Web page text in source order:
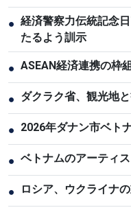
● 経済警察力伝統記念
たるよう訓示
● ASEAN経済連携の枠
● ダクラク省、観光地
● 2026年ダナン市ベト
● ベトナムのアーティ
● ロシア、ウクライナ